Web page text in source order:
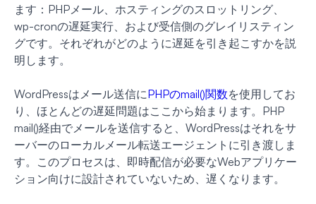
ます：PHPメール、ホスティングのスロットリング、
wp-cronの遅延実行、および受信側のグレイリスティン
グです。それぞれがどのように遅延を引き起こすかを説
明します。
WordPressはメール送信にPHPのmail()関数を使用してお
り、ほとんどの遅延問題はここから始まります。PHP
mail()経由でメールを送信すると、WordPressはそれをサ
ーバーのローカルメール転送エージェントに引き渡しま
す。このプロセスは、即時配信が必要なWebアプリケー
ション向けに設計されていないため、遅くなります。